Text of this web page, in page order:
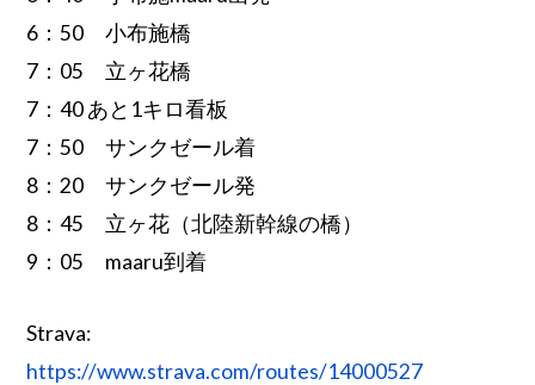
6：50 小布施橋
7：05 立ヶ花橋
7：40 あと1キロ看板
7：50 サンクゼール着
8：20 サンクゼール発
8：45 立ヶ花（北陸新幹線の橋）
9：05 maaru到着
Strava:
https://www.strava.com/routes/14000527